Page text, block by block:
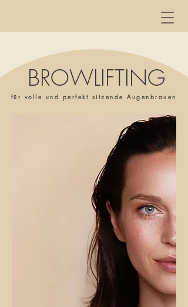
BROWLIFTING
für volle und perfekt sitzende Augenbrauen